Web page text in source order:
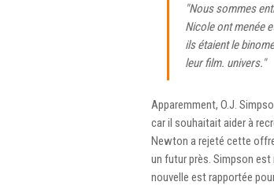
"Nous sommes
Nicole ont menée
ils étaient le
leur film. univers."
Apparemment, O.J.
car il souhaitait aider à
Newton a rejeté cette
un futur près. Simpson est
nouvelle est rapportée